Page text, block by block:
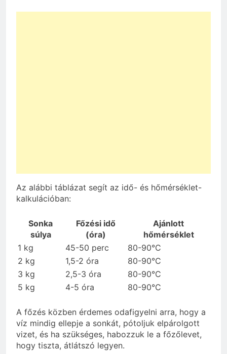
Az alábbi táblázat segít az idő- és hőmérséklet-
kalkulációban:
Sonka
súlya
Főzési idő
(óra)
Ajánlott
hőmérséklet
1 kg
45-50 perc
80-90°C
2 kg
1,5-2 óra
80-90°C
3 kg
2,5-3 óra
80-90°C
5 kg
4-5 óra 80-90°C
A főzés közben érdemes odafigyelni arra, hogy a
víz mindig ellepje a sonkát, pótoljuk elpárolgott
vizet, és ha szükséges, habozzuk le a főzőlevet,
hogy tiszta, átlátszó legyen.